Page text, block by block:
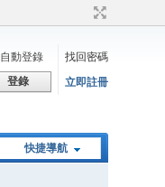
自動登錄
找回密碼
登錄 立即註冊
快捷導航